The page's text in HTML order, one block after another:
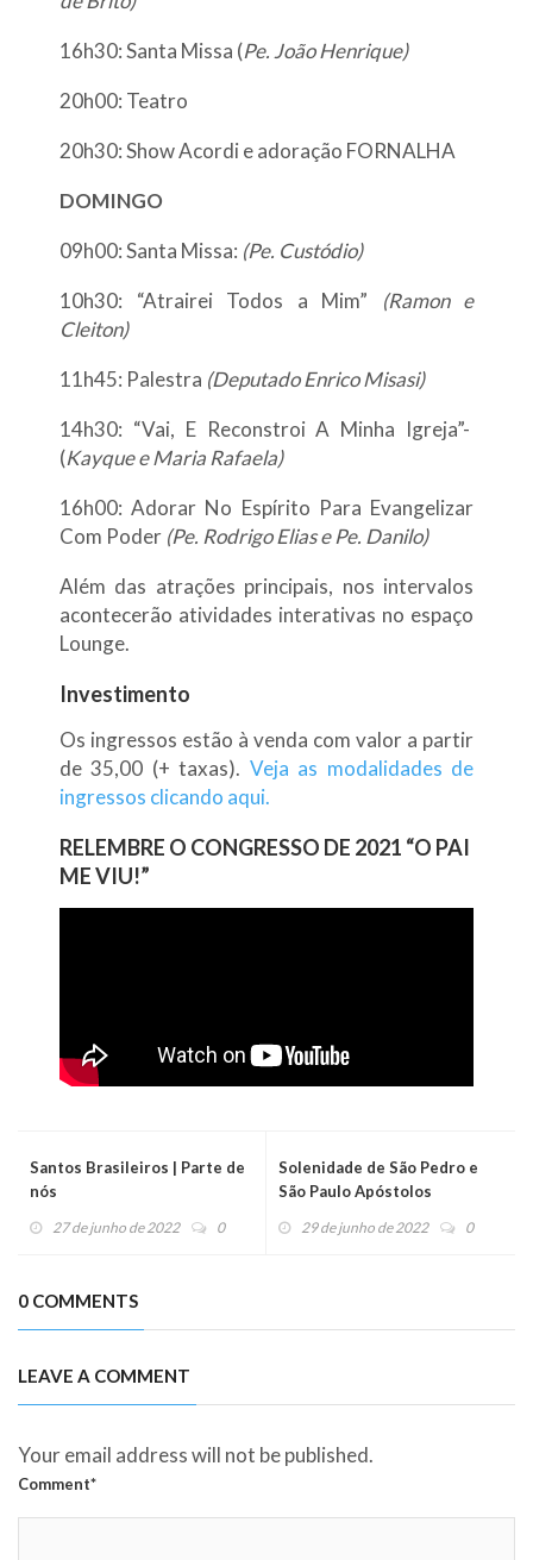
16h30: Santa Missa (Pe. João Henrique)
20h00: Teatro
20h30: Show Acordi e adoração FORNALHA
DOMINGO
09h00: Santa Missa: (Pe. Custódio)
10h30: “Atrairei Todos a Mim” (Ramon e
Cleiton)
11h45: Palestra (Deputado Enrico Misasi)
14h30: “Vai, E Reconstroi A Minha Igreja”-
(Kayque e Maria Rafaela)
16h00: Adorar No Espírito Para Evangelizar
Com Poder (Pe. Rodrigo Elias e Pe. Danilo)
Além das atrações principais, nos intervalos
acontecerão atividades interativas no espaço
Lounge.
Investimento
Os ingressos estão à venda com valor a partir
de 35,00 (+ taxas). Veja as modalidades de
ingressos clicando aqui.
RELEMBRE O CONGRESSO DE 2021 “O PAI
ME VIU!”
Santos Brasileiros | Parte de
nós
27 de junho de 2022 0
Solenidade de São Pedro e
São Paulo Apóstolos
29 de junho de 2022 0
0 COMMENTS
LEAVE A COMMENT
Your email address will not be published.
Comment*